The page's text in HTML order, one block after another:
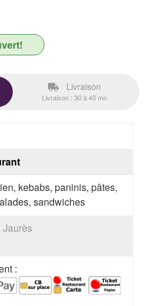
Livraison
Livraison : 30 à 45 mn
kebabs, paninis, pâtes,
sandwiches
Jaurès
: